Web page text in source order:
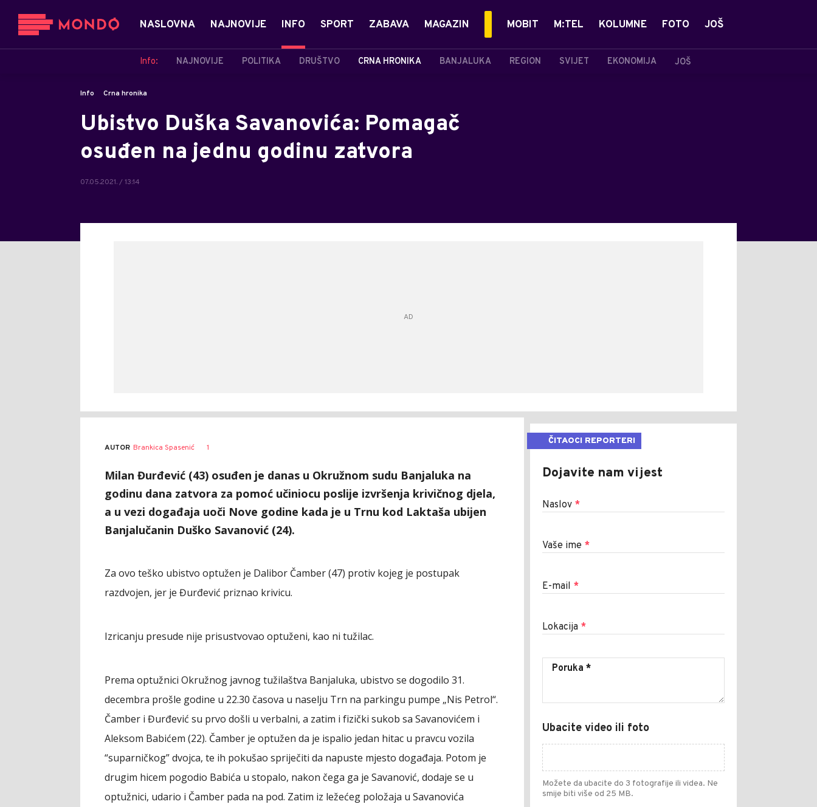
NASLOVNA NAJNOVIJE INFO
Info: NAJNOVIJE POLITIKA DRUŠTVO CRNA HRONIKA BANJALUKA REGION SVIJET EKONOMIJA JOŠ
SPORT ZABAVA MAGAZIN MOBIT M:TEL KOLUMNE FOTO JOŠ
Info Crna hronika
Ubistvo Duška Savanovića: Pomagač
osuđen na jednu godinu zatvora
07.05.2021. / 13:14
AUTOR Brankica Spasenić 1
Milan Đurđević (43) osuđen je danas u Okružnom sudu Banjaluka na
godinu dana zatvora za pomoć učiniocu poslije izvršenja krivičnog djela,
a u vezi događaja uoči Nove godine kada je u Trnu kod Laktaša ubijen
Banjalučanin Duško Savanović (24).
Za ovo teško ubistvo optužen je Dalibor Čamber (47) protiv kojeg je postupak
razdvojen, jer je Đurđević priznao krivicu.
Izricanju presude nije prisustvovao optuženi, kao ni tužilac.
Prema optužnici Okružnog javnog tužilaštva Banjaluka, ubistvo se dogodilo 31.
decembra prošle godine u 22.30 časova u naselju Trn na parkingu pumpe „Nis Petrol“.
Čamber i Đurđević su prvo došli u verbalni, a zatim i fizički sukob sa Savanovićem i
Aleksom Babićem (22). Čamber je optužen da je ispalio jedan hitac u pravcu vozila
“suparničkog” dvojca, te ih pokušao spriječiti da napuste mjesto događaja. Potom je
drugim hicem pogodio Babića u stopalo, nakon čega ga je Savanović, dodaje se u
optužnici, udario i Čamber pada na pod. Zatim iz ležećeg položaja u Savanovića
ČITAOCI REPORTERI
Dojavite nam vijest
Naslov *
Vaše ime *
E-mail *
Lokacija *
Ubacite video ili foto
Možete da ubacite do 3 fotografije ili videa. Ne
smije biti više od 25 MB.